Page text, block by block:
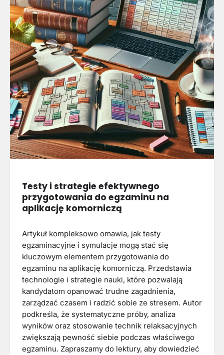
Testy i strategie efektywnego
przygotowania do egzaminu na
aplikację komorniczą
Artykuł kompleksowo omawia, jak testy
egzaminacyjne i symulacje mogą stać się
kluczowym elementem przygotowania do
egzaminu na aplikację komorniczą. Przedstawia
technologie i strategie nauki, które pozwalają
kandydatom opanować trudne zagadnienia,
zarządzać czasem i radzić sobie ze stresem. Autor
podkreśla, że systematyczne próby, analiza
wyników oraz stosowanie technik relaksacyjnych
zwiększają pewność siebie podczas właściwego
egzaminu. Zapraszamy do lektury, aby dowiedzieć